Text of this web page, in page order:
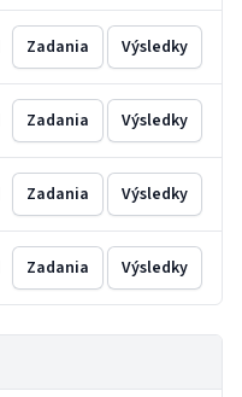
Zadania Výsledky
Zadania Výsledky
Zadania Výsledky
Zadania Výsledky